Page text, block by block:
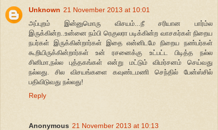
Unknown 21 November 2013 at 10:01
அப்புறம் இன்னுமொரு விசயம்...நீ சரியான பார்ம்ல
இருக்கின்ற..உன்னை நம்பி ரெகுலரா படிக்கின்ற வாசகர்கள் நிறைய
நபர்கள் இருக்கின்றார்கள் இதை என்னிடமே நிறைய நண்பர்கள்
கூறியிருக்கின்றார்கள் உன் ரசனைக்கு உட்பட்ட பிடித்த நல்ல
சினிமா,நல்ல புத்தகங்கள் என்று மட்டும் விமர்சனம் செய்வது
நல்லது. சில விசயங்களை கவுண்டமணி செந்தில் பேன்ஸ்சில்
பதிவிடுவது நல்லது!
Reply
Anonymous 21 November 2013 at 10:13